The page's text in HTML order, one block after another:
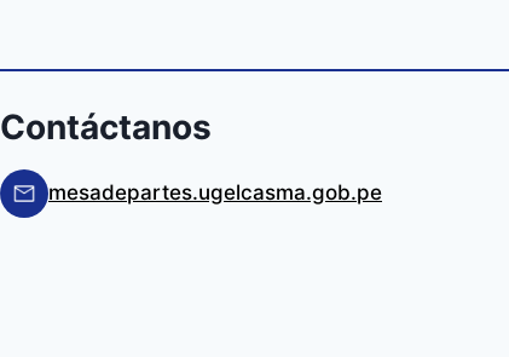
Contáctanos
mesadepartes.ugelcasma.gob.pe